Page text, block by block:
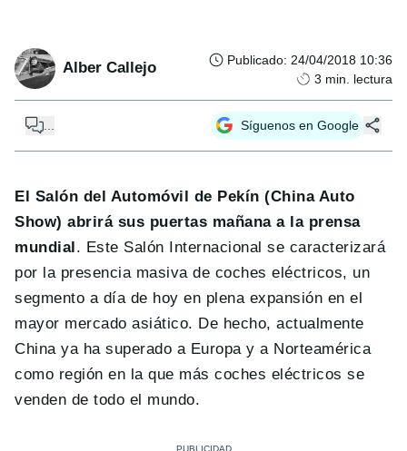
Alber Callejo Publicado: 24/04/2018 10:36
3 min. lectura
Síguenos en Google
El Salón del Automóvil de Pekín (China Auto
Show) abrirá sus puertas mañana a la prensa
mundial. Este Salón Internacional se caracterizará
por la presencia masiva de coches eléctricos, un
segmento a día de hoy en plena expansión en el
mayor mercado asiático. De hecho, actualmente
China ya ha superado a Europa y a Norteamérica
como región en la que más coches eléctricos se
venden de todo el mundo.